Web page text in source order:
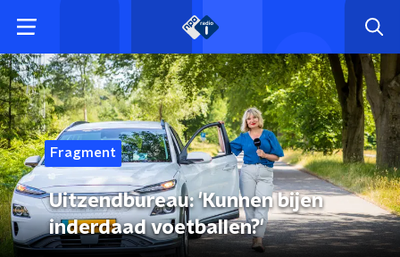
Fragment
Uitzendbureau: 'Kunnen bijen
inderdaad voetballen?'